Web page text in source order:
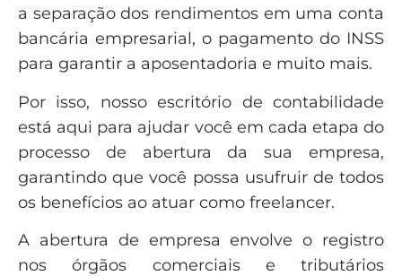
a separação dos rendimentos em uma conta
bancária empresarial, o pagamento do INSS
para garantir a aposentadoria e muito mais.
Por isso, nosso escritório de contabilidade
está aqui para ajudar você em cada etapa do
processo de abertura da sua empresa,
garantindo que você possa usufruir de todos
os benefícios ao atuar como freelancer.
A abertura de empresa envolve o registro
nos órgãos comerciais e tributários